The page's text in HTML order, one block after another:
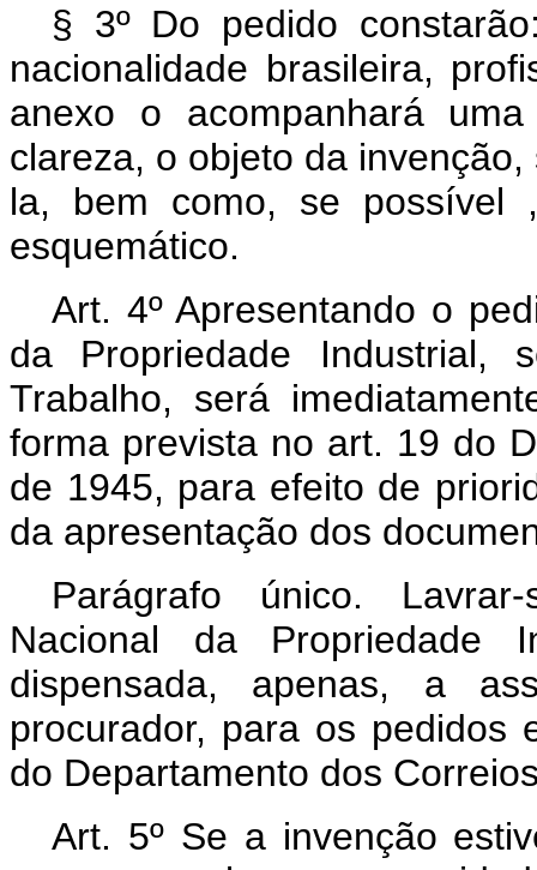
§ 3º Do pedido
nacionalidade brasileira,
anexo o acompanhará
clareza, o objeto da
la, bem como, se possível
esquemático.
Art. 4º Apresentando o
da Propriedade Industrial,
Trabalho, será
forma prevista no art. 19 do
de 1945, para efeito de
da apresentação dos
Parágrafo único.
Nacional da Propriedade
dispensada, apenas, a
procurador, para os pedidos
do Departamento dos
Art. 5º Se a invenção